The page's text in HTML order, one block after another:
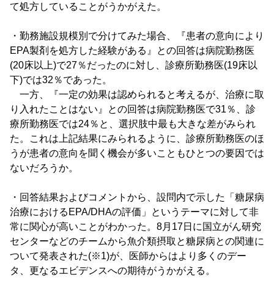
て処方していることがうかがえた。
・勤務施設規模別で分けてみた場合、『患者の意向により
EPA製剤を処方した経験がある』との回答は病院勤務医
(20床以上)で27％だったのに対し、診療所勤務医(19床以
下)では32％であった。
一方、『一定の効果は認められると考えるが、治療に取
り入れたことはない』との回答は病院勤務医で31％、診
療所勤務医では24％と、選択肢中最も大きな差がみられ
た。これは上記結果にみられるように、診療所勤務医のほ
うが患者の意向を聞く機会が多いこともひとつの要因では
ないだろうか。
・回答結果およびコメントから、設問内で示した「糖尿病
治療におけるEPA/DHAの評価」というテーマに対して非
常に関心が高いことがわかった。8月17日に国立がん研究
センターなどのチームから魚介類摂取と糖尿病との関連に
ついて発表された(※1)が、医師からはより多くのデー
タ、更なるエビデンスへの期待がうかがえる。